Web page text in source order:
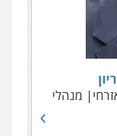
מנהלי